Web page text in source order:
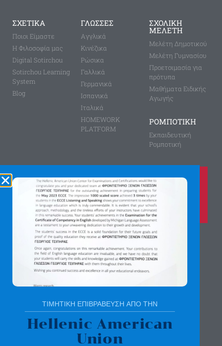
ΣΧΕΤΙΚΑ
Ποιοι Είμαστε
Η Φιλοσοφία μας
Digital Sotirchou
Sotirchou Learning
System
Blog
ΓΛΩΣΣΕΣ
Aγγλικά
Κινέζικα
Ρώσικα
Γαλλικά
Γερμανικά
Ισπανικά
Ιταλικά
HOMEWORK
PLATFORM
ΣΧΟΛΙΚΗ
ΜΕΛΕΤΗ
Μελέτη Δημοτικού
Μελέτη Γυμνασίου
Προετοιμασία για
πρότυπα
Μαθήματα Ειδικής
Αγωγής
ΡΟΜΠΟΤΙΚΗ
Εκπαιδευτική
Ρομποτική
Καλέστε μας τώρα στο
210 8028149
για περισσότερες πληροφορίες
Αγίας Παρασκευής 8, Άνω Πεύκη
Αργύρη Γεωργίου 2, Λυκόβρυση
Πατήστε εδώ για χάρτη
ΤΙΜΗΤΙΚΗ ΕΠΙΒΡΑΒΕΥΣΗ ΑΠΟ ΤΗΝ
Hellenic American
Union